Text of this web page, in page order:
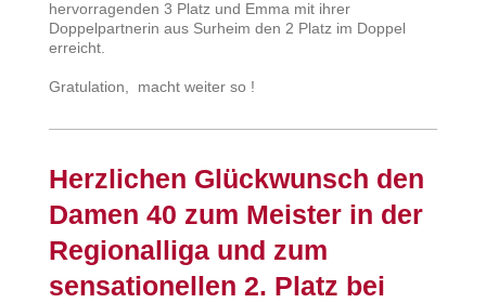
hervorragenden 3 Platz und Emma mit ihrer
Doppelpartnerin aus Surheim den 2 Platz im Doppel
erreicht.
Gratulation, macht weiter so !
Herzlichen Glückwunsch den
Damen 40 zum Meister in der
Regionalliga und zum
sensationellen 2. Platz bei